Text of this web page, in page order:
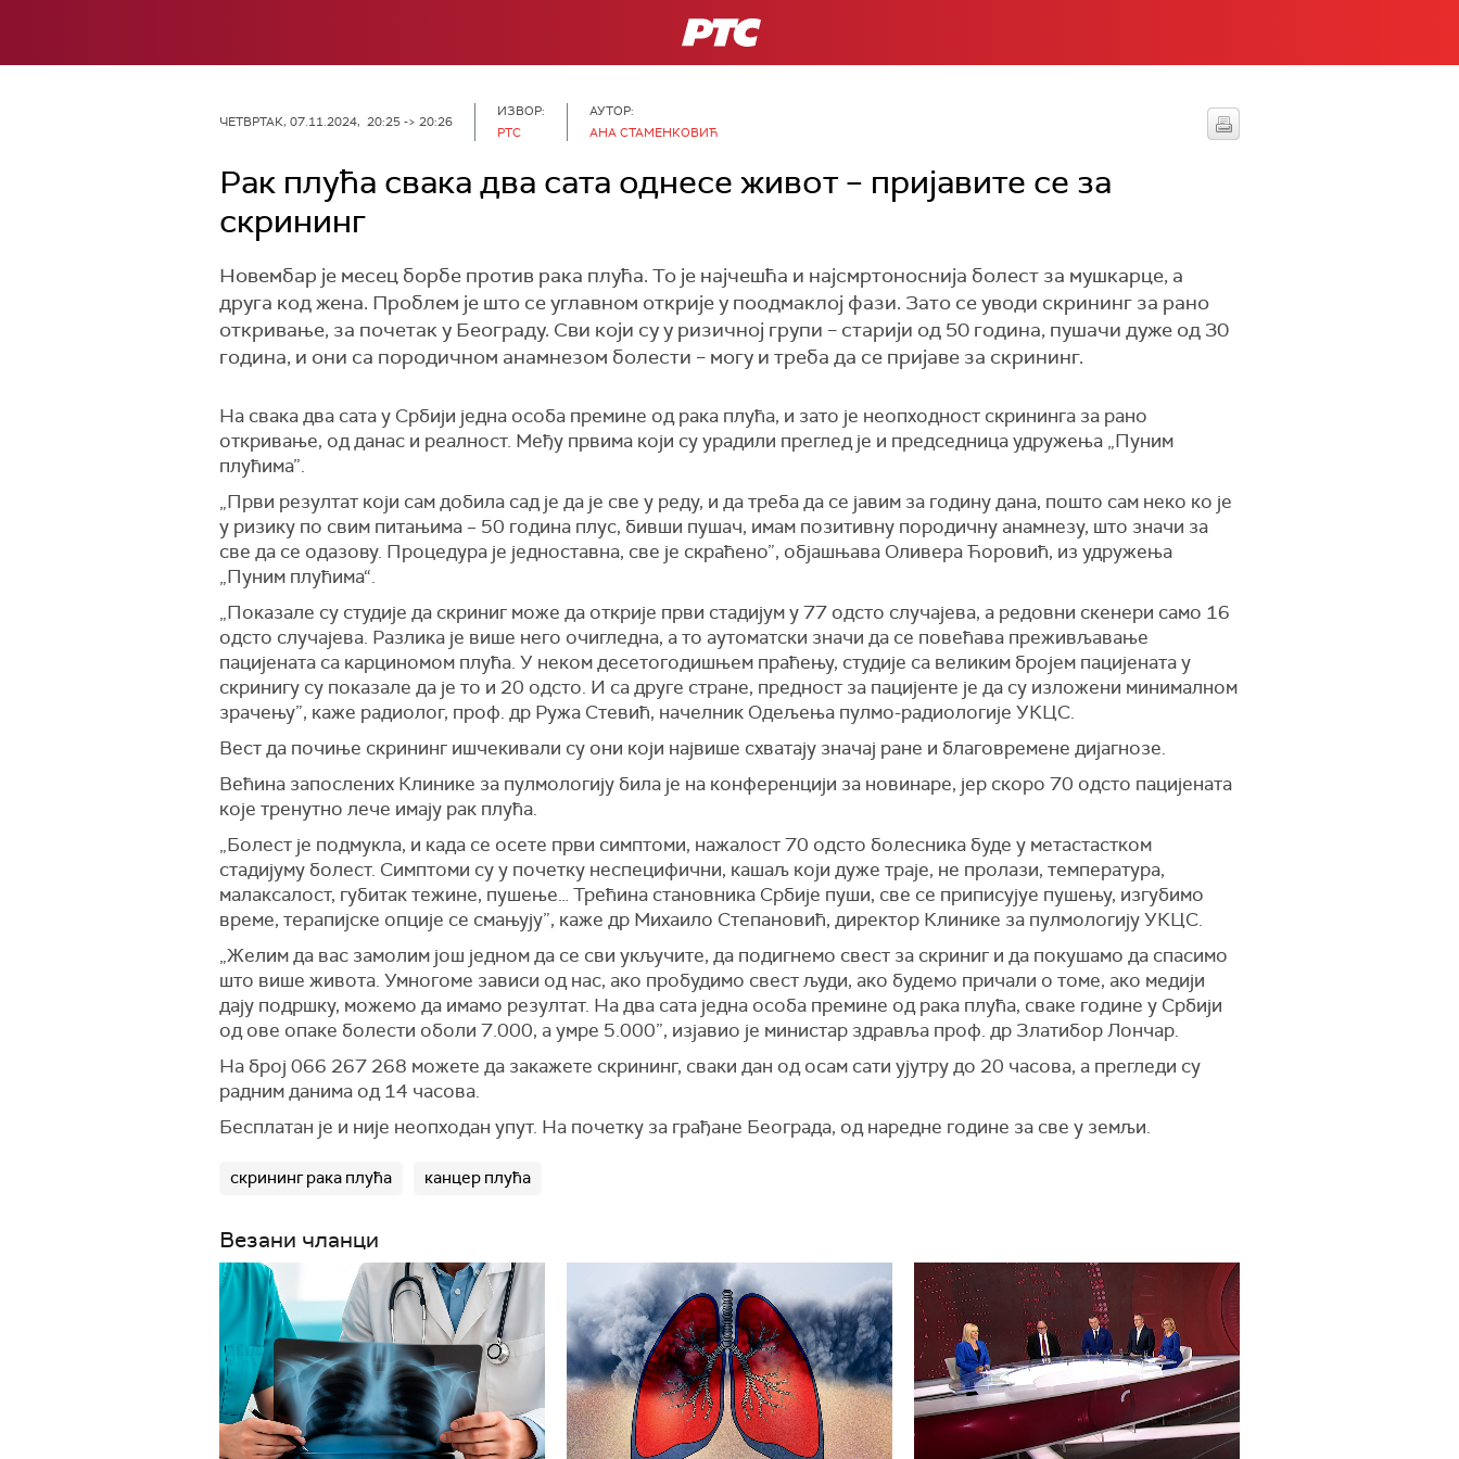
РТС
ЧЕТВРТАК, 07.11.2024, 20:25 -> 20:26
ИЗВОР:
РТС
АУТОР:
АНА СТАМЕНКОВИЋ
Рак плућа свака два сата однесе живот – пријавите се за
скрининг
Новембар је месец борбе против рака плућа. То је најчешћа и најсмртоноснија болест за мушкарце, а
друга код жена. Проблем је што се углавном открије у поодмаклој фази. Зато се уводи скрининг за рано
откривање, за почетак у Београду. Сви који су у ризичној групи – старији од 50 година, пушачи дуже од 30
година, и они са породичном анамнезом болести – могу и треба да се пријаве за скрининг.
На свака два сата у Србији једна особа премине од рака плућа, и зато је неопходност скрининга за рано
откривање, од данас и реалност. Међу првима који су урадили преглед је и председница удружења „Пуним
плућима”.
„Први резултат који сам добила сад је да је све у реду, и да треба да се јавим за годину дана, пошто сам неко ко је
у ризику по свим питањима – 50 година плус, бивши пушач, имам позитивну породичну анамнезу, што значи за
све да се одазову. Процедура је једноставна, све је скраћено”, објашњава Оливера Ћоровић, из удружења
„Пуним плућима“.
„Показале су студије да скриниг може да открије први стадијум у 77 одсто случајева, а редовни скенери само 16
одсто случајева. Разлика је више него очигледна, а то аутоматски значи да се повећава преживљавање
пацијената са карциномом плућа. У неком десетогодишњем праћењу, студије са великим бројем пацијената у
скринигу су показале да је то и 20 одсто. И са друге стране, предност за пацијенте је да су изложени минималном
зрачењу”, каже радиолог, проф. др Ружа Стевић, начелник Одељења пулмо-радиологије УКЦС.
Вест да почиње скрининг ишчекивали су они који највише схватају значај ране и благовремене дијагнозе.
Већина запослених Клинике за пулмологију била је на конференцији за новинаре, јер скоро 70 одсто пацијената
које тренутно лече имају рак плућа.
„Болест је подмукла, и када се осете први симптоми, нажалост 70 одсто болесника буде у метастастком
стадијуму болест. Симптоми су у почетку неспецифични, кашаљ који дуже траје, не пролази, температура,
малаксалост, губитак тежине, пушење… Трећина становника Србије пуши, све се приписујуе пушењу, изгубимо
време, терапијске опције се смањују”, каже др Михаило Степановић, директор Клинике за пулмологију УКЦС.
„Желим да вас замолим још једном да се сви укључите, да подигнемо свест за скриниг и да покушамо да спасимо
што више живота. Умногоме зависи од нас, ако пробудимо свест људи, ако будемо причали о томе, ако медији
дају подршку, можемо да имамо резултат. На два сата једна особа премине од рака плућа, сваке године у Србији
од ове опаке болести оболи 7.000, а умре 5.000”, изјавио је министар здравља проф. др Златибор Лончар.
На број 066 267 268 можете да закажете скрининг, сваки дан од осам сати ујутру до 20 часова, а прегледи су
радним данима од 14 часова.
Бесплатан је и није неопходан упут. На почетку за грађане Београда, од наредне године за све у земљи.
скрининг рака плућа канцер плућа
Везани чланци